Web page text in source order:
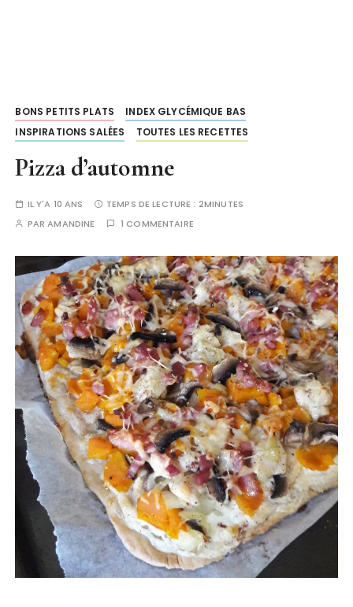
BONS PETITS PLATS
INDEX GLYCÉMIQUE BAS
INSPIRATIONS SALÉES
TOUTES LES RECETTES
Pizza d’automne
IL Y'A 10 ANS TEMPS DE LECTURE : 2MINUTES
PARAMANDINE 1 COMMENTAIRE